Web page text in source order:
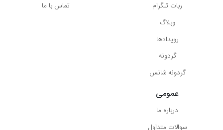
ربات تلگرام
وبلاگ
رویدادها
گردونه
گردونه شانس
تماس با ما
عمومی
درباره ما
سوالات متداول